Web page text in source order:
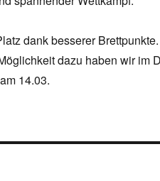
dank besserer
dazu haben wir im
14.03.